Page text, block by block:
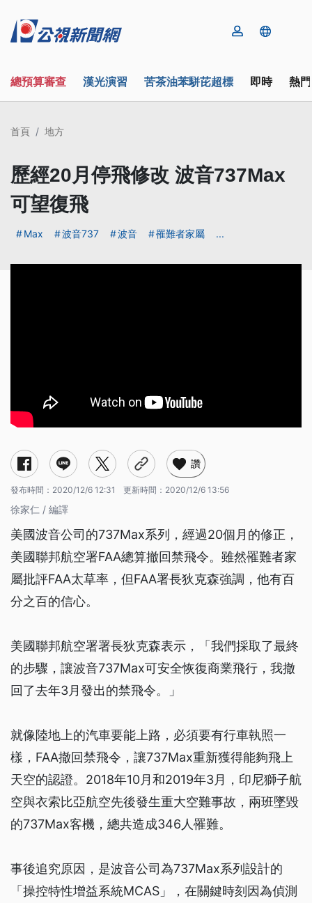
總預算審查 漢光演習 苦茶油苯駢芘超標 即時 熱
首頁 地方
歷經20月停飛修改 波音737Max
可望復飛
Max 波音737 波音 罹難者家屬 ...
讚
發布時間： 2020/12/6 12:31 更新時間： 2020/12/6 13:56
徐家仁 / 編譯
美國波音公司的737Max系列，經過20個月的修正，
美國聯邦航空署FAA總算撤回禁飛令。雖然罹難者家
屬批評FAA太草率，但FAA署長狄克森強調，他有百
分之百的信心。
美國聯邦航空署署長狄克森表示，「我們採取了最終
的步驟，讓波音737Max可安全恢復商業飛行，我撤
回了去年3月發出的禁飛令。」
就像陸地上的汽車要能上路，必須要有行車執照一
樣，FAA撤回禁飛令，讓737Max重新獲得能夠飛上
天空的認證。2018年10月和2019年3月，印尼獅子航
空與衣索比亞航空先後發生重大空難事故，兩班墜毀
的737Max客機，總共造成346人罹難。
事後追究原因，是波音公司為737Max系列設計的
「操控特性增益系統MCAS」，在關鍵時刻因為偵測